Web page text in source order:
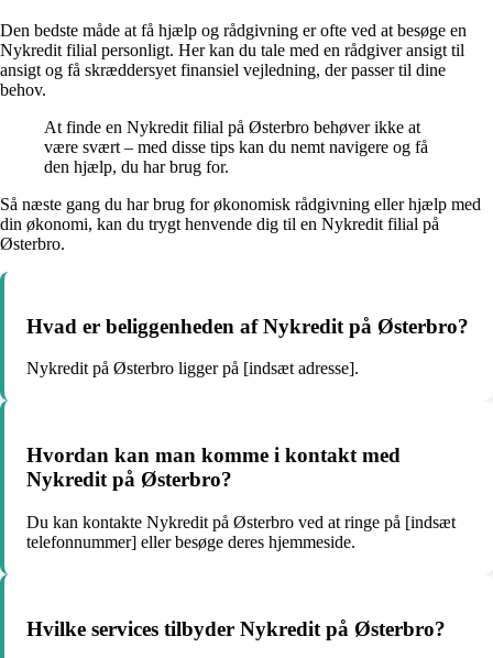
Den bedste måde at få hjælp og rådgivning er ofte ved at besøge en
Nykredit filial personligt. Her kan du tale med en rådgiver ansigt til
ansigt og få skræddersyet finansiel vejledning, der passer til dine
behov.
At finde en Nykredit filial på Østerbro behøver ikke at
være svært – med disse tips kan du nemt navigere og få
den hjælp, du har brug for.
Så næste gang du har brug for økonomisk rådgivning eller hjælp med
din økonomi, kan du trygt henvende dig til en Nykredit filial på
Østerbro.
Hvad er beliggenheden af Nykredit på Østerbro?
Nykredit på Østerbro ligger på [indsæt adresse].
Hvordan kan man komme i kontakt med
Nykredit på Østerbro?
Du kan kontakte Nykredit på Østerbro ved at ringe på [indsæt
telefonnummer] eller besøge deres hjemmeside.
Hvilke services tilbyder Nykredit på Østerbro?